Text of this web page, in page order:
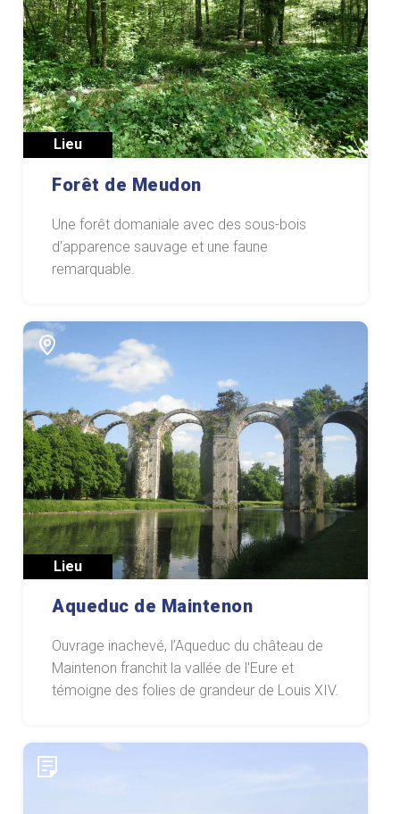
Lieu
Forêt de Meudon
Une forêt domaniale avec des sous-bois
d'apparence sauvage et une faune
remarquable.
Lieu
Aqueduc de Maintenon
Ouvrage inachevé, l’Aqueduc du château de
Maintenon franchit la vallée de l'Eure et
témoigne des folies de grandeur de Louis XIV.